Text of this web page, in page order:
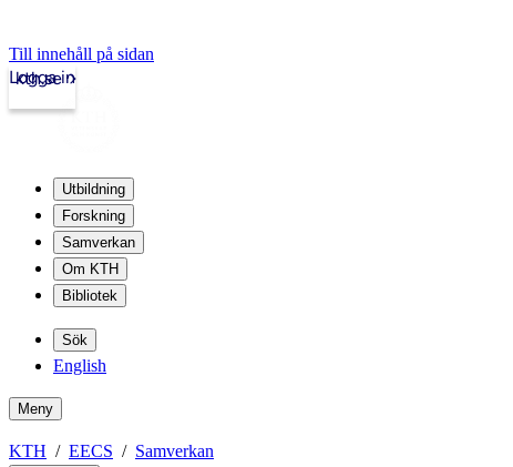
Till innehåll på sidan
kth.se
Logga in
Utbildning
Forskning
Samverkan
Om KTH
Bibliotek
Sök
English
Meny
KTH EECS Samverkan